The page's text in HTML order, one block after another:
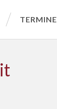
TERMINE